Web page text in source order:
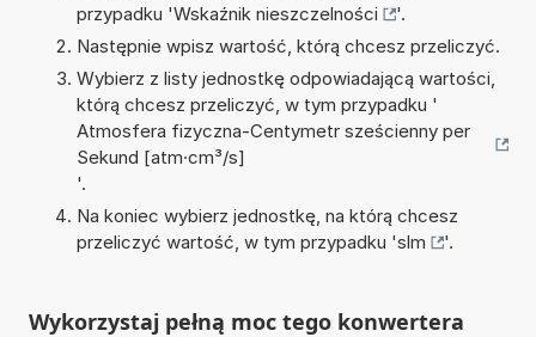
przypadku 'Wskaźnik nieszczelności
'.
Następnie wpisz wartość, którą chcesz przeliczyć.
Wybierz z listy jednostkę odpowiadającą wartości,
którą chcesz przeliczyć, w tym przypadku '
Atmosfera fizyczna-Centymetr sześcienny per
Sekund [atm·cm³/s]
'.
Na koniec wybierz jednostkę, na którą chcesz
przeliczyć wartość, w tym przypadku 'slm '.
Wykorzystaj pełną moc tego konwertera